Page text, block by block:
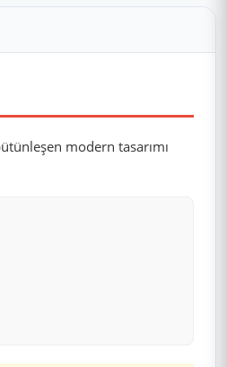
modern tasarımı